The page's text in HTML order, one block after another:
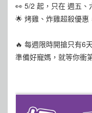
👀 5/2 起，只在 週五、
🌟 烤雞、炸雞超殺優惠
🔥 每週限時開搶只有6
準備好寵媽，就等你衝